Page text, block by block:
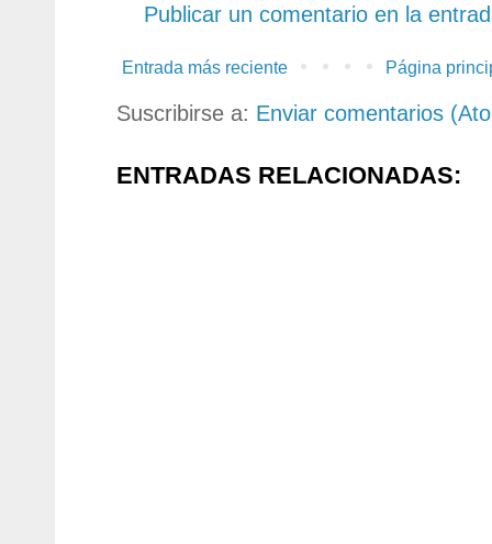
Publicar un comentario en la
Entrada más reciente Página
Suscribirse a: Enviar comentarios
ENTRADAS RELACIONADAS: